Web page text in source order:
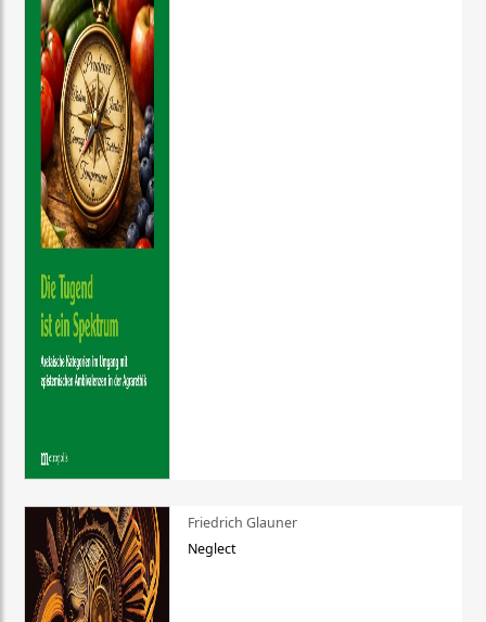
Friedrich Glauner
Neglect